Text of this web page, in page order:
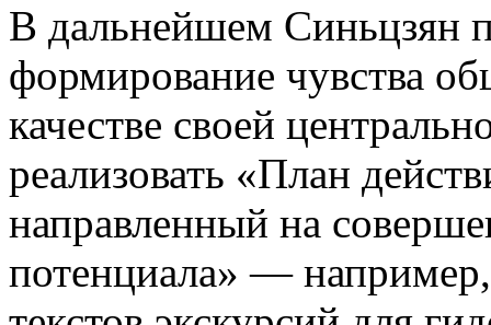
В дальнейшем Синьцзян
формирование чувства
качестве своей
реализовать «План
направленный на
потенциала» — например,